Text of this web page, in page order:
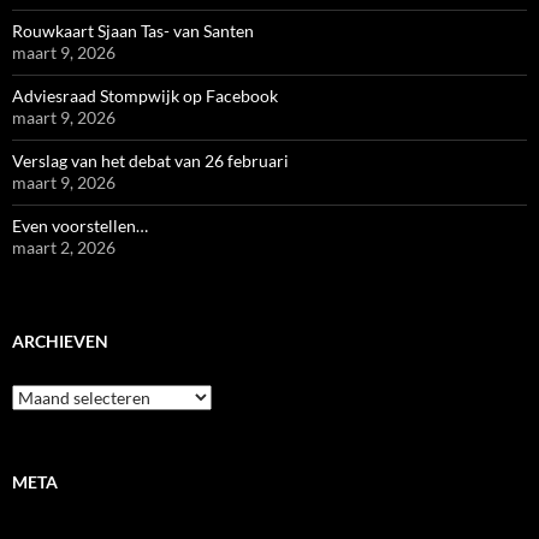
Rouwkaart Sjaan Tas- van Santen
maart 9, 2026
Adviesraad Stompwijk op Facebook
maart 9, 2026
Verslag van het debat van 26 februari
maart 9, 2026
Even voorstellen…
maart 2, 2026
ARCHIEVEN
Archieven
META